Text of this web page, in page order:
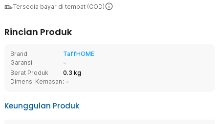
Tersedia bayar di tempat (COD)
Rincian Produk
Brand
TaffHOME
Garansi
-
Berat Produk
0.3 kg
Dimensi Kemasan : -
Keunggulan Produk